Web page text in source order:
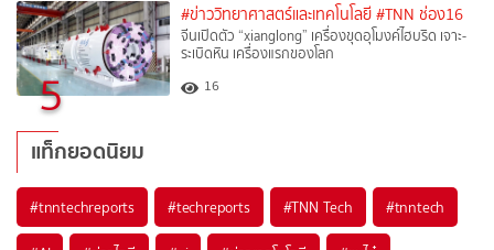
5
#ข่าววิทยาศาสตร์และเทคโนโลยี #TNN ช่อง16
จีนเปิดตัว “xianglong” เครื่องขุดอุโมงค์ไฮบริด เจาะ-
ระเบิดหิน เครื่องแรกของโลก
16
แท็กยอดนิยม
#tnntechreports #techreports #TNN Tech #tnntech